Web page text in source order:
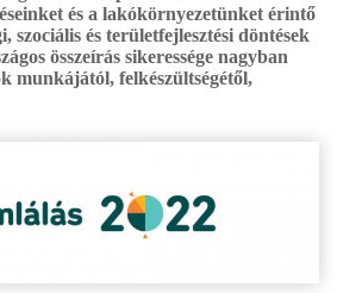
és a lakókörnyezetünket érintő
szociális és területfejlesztési döntések
összeírás sikeressége nagyban
munkájától, felkészültségétől,